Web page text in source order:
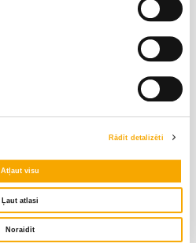
Rādīt detalizēti
Atļaut visu
Ļaut atlasi
NoraidītJuris Dilāns